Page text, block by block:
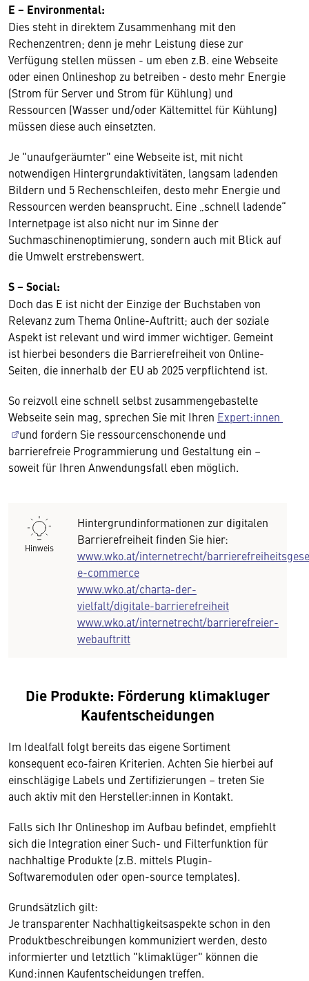
E − Environmental:
Dies steht in direktem Zusammenhang mit den
Rechenzentren; denn je mehr Leistung diese zur
Verfügung stellen müssen - um eben z.B. eine Webseite
oder einen Onlineshop zu betreiben - desto mehr Energie
(Strom für Server und Strom für Kühlung) und
Ressourcen (Wasser und/oder Kältemittel für Kühlung)
müssen diese auch einsetzten.
Je "unaufgeräumter" eine Webseite ist, mit nicht
notwendigen Hintergrundaktivitäten, langsam ladenden
Bildern und 5 Rechenschleifen, desto mehr Energie und
Ressourcen werden beansprucht. Eine „schnell ladende“
Internetpage ist also nicht nur im Sinne der
Suchmaschinenoptimierung, sondern auch mit Blick auf
die Umwelt erstrebenswert.
S − Social:
Doch das E ist nicht der Einzige der Buchstaben von
Relevanz zum Thema Online-Auftritt; auch der soziale
Aspekt ist relevant und wird immer wichtiger. Gemeint
ist hierbei besonders die Barrierefreiheit von Online-
Seiten, die innerhalb der EU ab 2025 verpflichtend ist.
So reizvoll eine schnell selbst zusammengebastelte
Webseite sein mag, sprechen Sie mit Ihren Expert:innen
und fordern Sie ressourcenschonende und
barrierefreie Programmierung und Gestaltung ein –
soweit für Ihren Anwendungsfall eben möglich.
Hinweis
Hintergrundinformationen zur digitalen
Barrierefreiheit finden Sie hier:
www.wko.at/internetrecht/
e-commerce
www.wko.at/charta-der-
vielfalt/digitale-barrierefreiheit
www.wko.at/internetrecht/barrierefreier-
webauftritt
Die Produkte: Förderung klimakluger
Kaufentscheidungen
Im Idealfall folgt bereits das eigene Sortiment
konsequent eco-fairen Kriterien. Achten Sie hierbei auf
einschlägige Labels und Zertifizierungen – treten Sie
auch aktiv mit den Hersteller:innen in Kontakt.
Falls sich Ihr Onlineshop im Aufbau befindet, empfiehlt
sich die Integration einer Such- und Filterfunktion für
nachhaltige Produkte (z.B. mittels Plugin-
Softwaremodulen oder open-source templates).
Grundsätzlich gilt:
Je transparenter Nachhaltigkeitsaspekte schon in den
Produktbeschreibungen kommuniziert werden, desto
informierter und letztlich "klimaklüger" können die
Kund:innen Kaufentscheidungen treffen.